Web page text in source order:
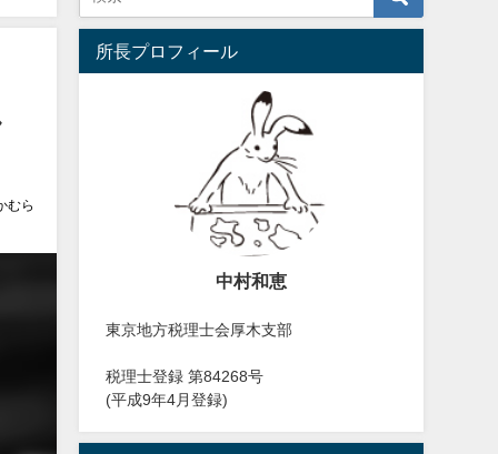
むら
所長プロフィール
中村和恵
東京地方税理士会厚木支部
税理士登録 第84268号
(平成9年4月登録)